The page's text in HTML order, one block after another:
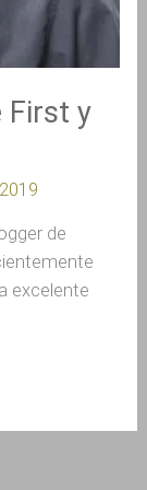
First y
de
excelente